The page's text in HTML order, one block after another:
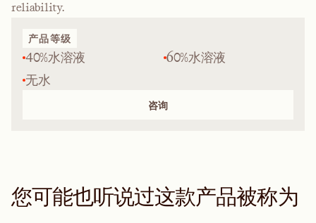
reliability.
产品等级
40%水溶液
60%水溶液
无水
咨询
您可能也听说过这款产品被称为